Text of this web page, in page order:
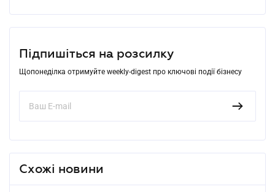
Підпишіться на розсилку
Щопонеділка отримуйте weekly-digest про ключові події бізнесу
Схожі новини